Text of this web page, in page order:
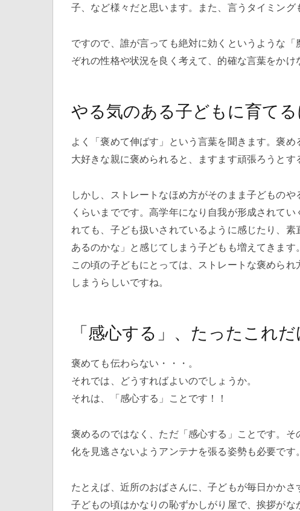
子、など様々だと思います。また、言うタイミング
ですので、誰が言っても絶対に効くというような
ぞれの性格や状況を良く考えて、的確な言葉をかけ
やる気のある子どもに育てる
よく「褒めて伸ばす」という言葉を聞きます。褒め
大好きな親に褒められると、ますます頑張ろうとす
しかし、ストレートなほめ方がそのまま子どもの
くらいまでです。高学年になり自我が形成されて
れても、子ども扱いされているように感じたり、
あるのかな」と感じてしまう子どもも増えてきます。
この頃の子どもにとっては、ストレートな褒めら
しまうらしいですね。
「感心する」、たったこれだ
褒めても伝わらない・・・。
それでは、どうすればよいのでしょうか。
それは、「感心する」ことです！！
褒めるのではなく、ただ「感心する」ことです。
化を見逃さないようアンテナを張る姿勢も必要です。
たとえば、近所のおばさんに、子どもが毎日かか
子どもの頃はかなりの恥ずかしがり屋で、挨拶が